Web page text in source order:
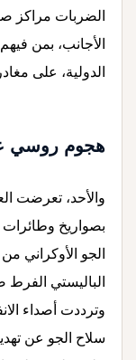
الضربات مراكز
الأجانب، بمن
الدولية، على
هجوم روسي
والأحد، تعرضت
بصواريخ
الجو الأوكراني
الباليستي
وترددت أصداء
سلاح الجو عن